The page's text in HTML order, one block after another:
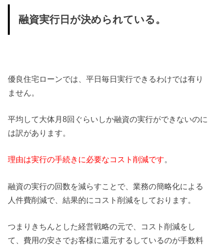
融資実行日が決められている。
優良住宅ローンでは、平日毎日実行できるわけでは有り
ません。
平均して大体月8回ぐらいしか融資の実行ができないのに
は訳があ ります。
理由は実行の手続きに必要なコスト削減です。
融資の実行の回数を減らすことで、業務の簡略化による
人件費削減で、結果的にコスト削減をしております。
つまりきちんとした経営戦略の元で、コスト削減をし
て、 費用の安さでお客様に還元するしているのが手数料